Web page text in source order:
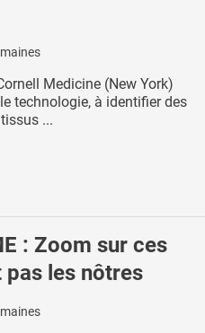
Medicine (New York)
technologie, à identifier des
...
: Zoom sur ces
pas les nôtres